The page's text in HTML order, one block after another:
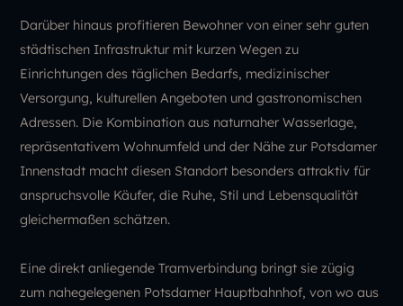
Darüber hinaus profitieren Bewohner von einer sehr guten
städtischen Infrastruktur mit kurzen Wegen zu
Einrichtungen des täglichen Bedarfs, medizinischer
Versorgung, kulturellen Angeboten und gastronomischen
Adressen. Die Kombination aus naturnaher Wasserlage,
repräsentativem Wohnumfeld und der Nähe zur Potsdamer
Innenstadt macht diesen Standort besonders attraktiv für
anspruchsvolle Käufer, die Ruhe, Stil und Lebensqualität
gleichermaßen schätzen.
Eine direkt anliegende Tramverbindung bringt sie zügig
zum nahegelegenen Potsdamer Hauptbahnhof, von wo aus